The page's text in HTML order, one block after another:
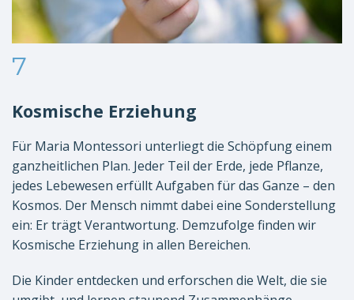
7
Kosmische Erziehung
Für Maria Montessori unterliegt die Schöpfung einem
ganzheitlichen Plan. Jeder Teil der Erde, jede Pflanze,
jedes Lebewesen erfüllt Aufgaben für das Ganze – den
Kosmos. Der Mensch nimmt dabei eine Sonderstellung
ein: Er trägt Verantwortung. Demzufolge finden wir
Kosmische Erziehung in allen Bereichen.
Die Kinder entdecken und erforschen die Welt, die sie